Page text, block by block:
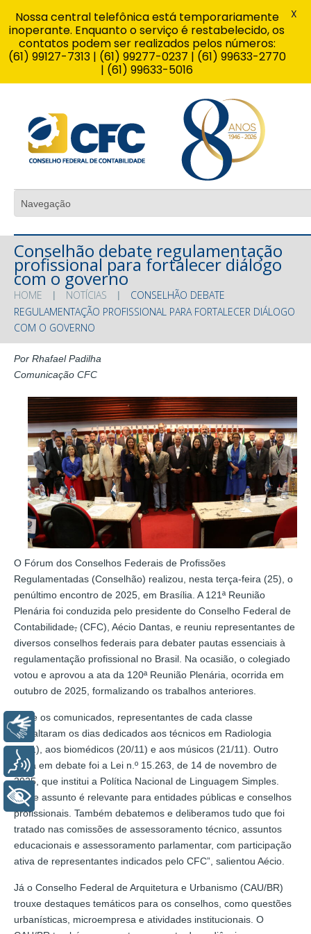
Conselhão debate regulamentação
profissional para fortalecer diálogo
com o governo
HOME NOTÍCIAS
CONSELHÃO DEBATE
REGULAMENTAÇÃO PROFISSIONAL PARA FORTALECER DIÁLOGO
COM O GOVERNO
Por Rhafael Padilha
Comunicação CFC
O Fórum dos Conselhos Federais de Profissões
Regulamentadas (Conselhão) realizou, nesta terça-feira (25), o
penúltimo encontro de 2025, em Brasília. A 121ª Reunião
Plenária foi conduzida pelo presidente do Conselho Federal de
Contabilidade, (CFC), Aécio Dantas, e reuniu representantes de
diversos conselhos federais para debater pautas essenciais à
regulamentação profissional no Brasil. Na ocasião, o colegiado
votou e aprovou a ata da 120ª Reunião Plenária, ocorrida em
outubro de 2025, formalizando os trabalhos anteriores.
Entre os comunicados, representantes de cada classe
ressaltaram os dias dedicados aos técnicos em Radiologia
(8/11), aos biomédicos (20/11) e aos músicos (21/11). Outro
tema em debate foi a Lei n.º 15.263, de 14 de novembro de
2025, que institui a Política Nacional de Linguagem Simples.
“Esse assunto é relevante para entidades públicas e conselhos
profissionais. Também debatemos e deliberamos tudo que foi
tratado nas comissões de assessoramento técnico, assuntos
educacionais e assessoramento parlamentar, com participação
ativa de representantes indicados pelo CFC”, salientou Aécio.
Já o Conselho Federal de Arquitetura e Urbanismo (CAU/BR)
trouxe destaques temáticos para os conselhos, como questões
urbanísticas, microempresa e atividades institucionais. O
Nossa central telefônica está temporariamente
inoperante. Enquanto o serviço é restabelecido, os
contatos podem ser realizados pelos números:
(61) 99127-7313 | (61) 99277-0237 | (61) 99633-2770
| (61) 99633-5016
X
Voz
+ Acessibilidade